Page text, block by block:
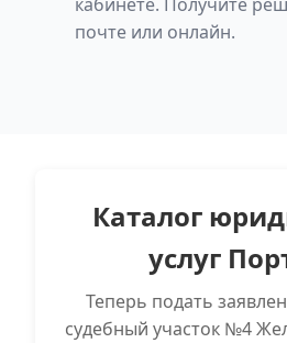
почте или онлайн.
Каталог
услуг
Теперь подать
судебный участок №4